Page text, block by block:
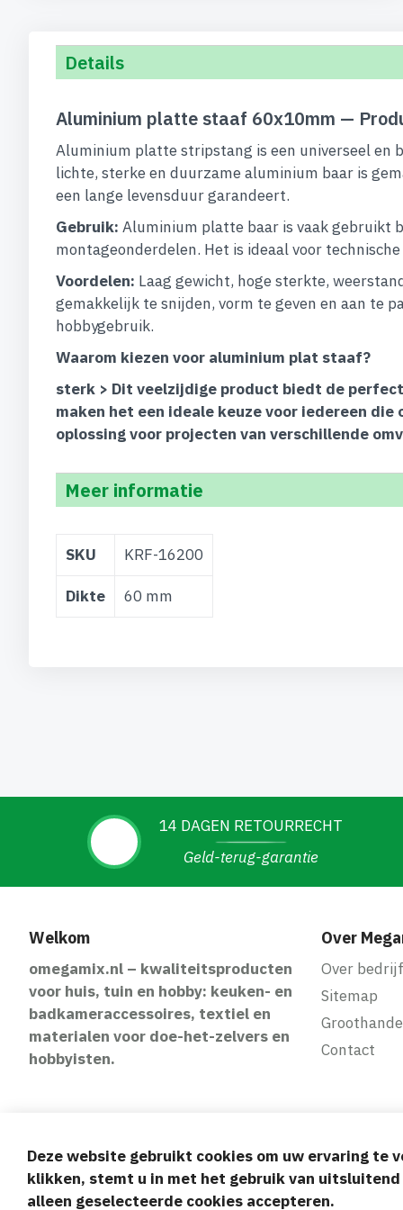
de
afbeeldingen-
Details
Aluminium platte staaf 60x10mm —
Aluminium platte stripstang is een universeel en
lichte, sterke en duurzame aluminium baar is
een lange levensduur garandeert.
Gebruik: Aluminium platte baar is vaak gebruikt
montageonderdelen. Het is ideaal voor
Voordelen: Laag gewicht, hoge sterkte,
gemakkelijk te snijden, vorm te geven en aan te
hobbygebruik.
Waarom kiezen voor aluminium plat staaf?
sterk > Dit veelzijdige product biedt de
maken het een ideale keuze voor iedereen
oplossing voor projecten van verschillende
Meer informatie
informatie
SKU KRF-16200
Dikte 60 mm
14 DAGEN RETOURRECHT
Geld-terug-garantie
Welkom
omegamix.nl – kwaliteitsproducten
voor huis, tuin en hobby: keuken- en
badkameraccessoires, textiel en
materialen voor doe-het-zelvers en
hobbyisten.
Over
Over bedrijf
Sitemap
Contact
Veilige en
Deze website gebruikt cookies om uw ervaring te
klikken, stemt u in met het gebruik van
alleen geselecteerde cookies accepteren.